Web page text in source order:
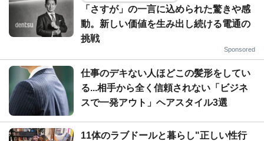
「さすが」の一言に込められた驚きや感
動。新しい価値を生み出し続ける電通の
挑戦
Sponsored
仕事のデキない人ほどこの髪形をしてい
る...相手から全く信頼されない「ビジネ
スで一発アウト」ヘアスタイル3選
11体のラブドールと暮らし"正しい性行